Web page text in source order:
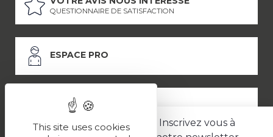
Inscrivez vous à
QUESTIONNAIRE DE SATISFACTION
ESPACE PRO
ESPACE PRESSE
This site uses cookies